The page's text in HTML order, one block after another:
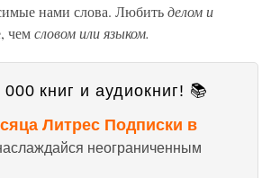
нами слова. Любитьделом и
чемсловом или языком.
книг и аудиокниг! 📚
Литрес Подписки в
неограниченным